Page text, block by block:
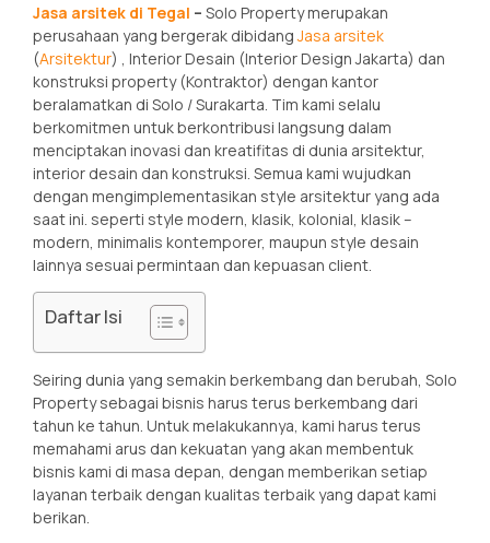
Jasa arsitek di Tegal – Solo Property merupakan
perusahaan yang bergerak dibidangJasa arsitek
(Arsitektur) , Interior Desain (Interior Design Jakarta) dan
konstruksi property (Kontraktor) dengan kantor
beralamatkan di Solo / Surakarta. Tim kami selalu
berkomitmen untuk berkontribusi langsung dalam
menciptakan inovasi dan kreatifitas di dunia arsitektur,
interior desain dan konstruksi. Semua kami wujudkan
dengan mengimplementasikan style arsitektur yang ada
saat ini. seperti style modern, klasik, kolonial, klasik –
modern, minimalis kontemporer, maupun style desain
lainnya sesuai permintaan dan kepuasan client.
Daftar Isi
Seiring dunia yang semakin berkembang dan berubah, Solo
Property sebagai bisnis harus terus berkembang dari
tahun ke tahun. Untuk melakukannya, kami harus terus
memahami arus dan kekuatan yang akan membentuk
bisnis kami di masa depan, dengan memberikan setiap
layanan terbaik dengan kualitas terbaik yang dapat kami
berikan.